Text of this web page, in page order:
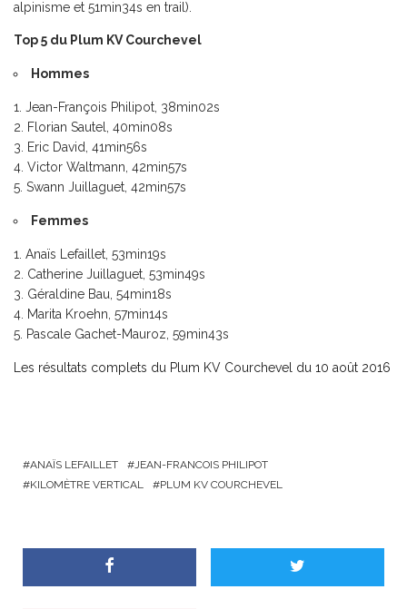
alpinisme et 51min34s en trail).
Top 5 du Plum KV Courchevel
Hommes
Jean-François Philipot, 38min02s
Florian Sautel, 40min08s
Eric David, 41min56s
Victor Waltmann, 42min57s
Swann Juillaguet, 42min57s
Femmes
Anaïs Lefaillet, 53min19s
Catherine Juillaguet, 53min49s
Géraldine Bau, 54min18s
Marita Kroehn, 57min14s
Pascale Gachet-Mauroz, 59min43s
Les résultats complets du Plum KV Courchevel du 10 août 2016
ANAÏS LEFAILLET
JEAN-FRANCOIS PHILIPOT
KILOMÈTRE VERTICAL
PLUM KV COURCHEVEL